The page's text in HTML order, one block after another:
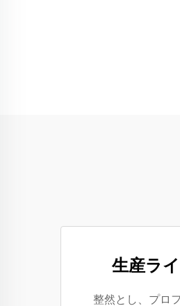
生産ラ
整然とし、プロ